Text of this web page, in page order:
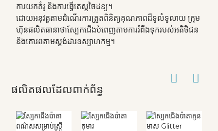
ការយកគំរូ និងការធ្វើតេស្តចៃដន្យ។
ដោយអនុវត្តតាមដំណើរការត្រួតពិនិត្យគុណភាពដ៏ទូលំទូលាយ ក្រុម
ហ៊ុនផលិតធានាថាស្បែកជើងបំពេញតាមការរំពឹងទុករបស់អតិថិជន
និងគោរពតាមស្តង់ដារឧស្សាហកម្ម។
ផលិតផលដែលពាក់ព័ន្ធ